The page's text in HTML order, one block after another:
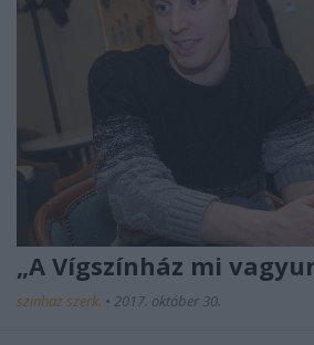
„A Vígszínház mi
szinhaz szerk. • 2017. október 30.